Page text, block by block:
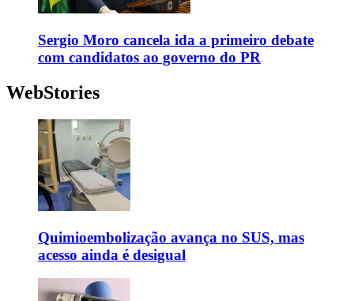
Sergio Moro cancela ida a primeiro debate
com candidatos ao governo do PR
WebStories
Quimioembolização avança no SUS, mas
acesso ainda é desigual